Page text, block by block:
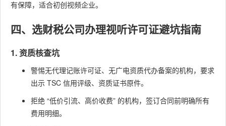
有保障，适合初创视频企业。
四、选财税公司办理视听许可证避坑指南
1. 资质核查坑
警惕无代理记账许可证、无广电资质代办备案的机构，要求
出示 TSC 信用评级、资质证书原件。
拒绝 “低价引流、高价收费” 的机构，签订合同前明确所有
费用明细。